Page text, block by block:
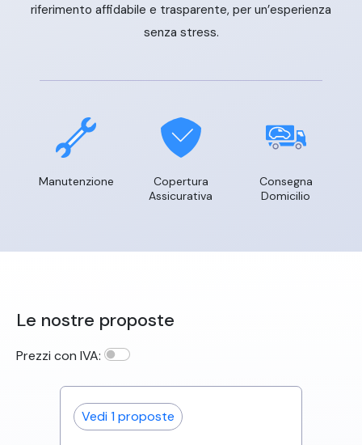
riferimento affidabile e trasparente, per un’esperienza
senza stress.
Manutenzione
Copertura
Assicurativa
Consegna
Domicilio
Le nostre proposte
Prezzi con IVA:
Vedi 1 proposte